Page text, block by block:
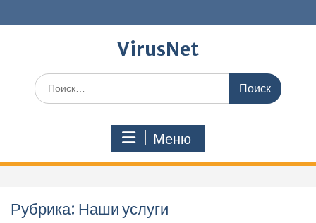
к
VirusNet
Поиск
по:
Меню
Рубрика: Наши услуги